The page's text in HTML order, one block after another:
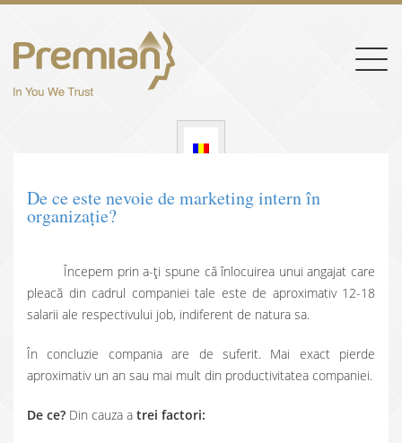
De ce este nevoie de marketing intern în
organizație?
Începem prin a-ți spune că înlocuirea unui angajat care
pleacă din cadrul companiei tale este de aproximativ 12-18
salarii ale respectivului job, indiferent de natura sa.
În concluzie compania are de suferit. Mai exact pierde
aproximativ un an sau mai mult din productivitatea companiei.
De ce? Din cauza a trei factori: